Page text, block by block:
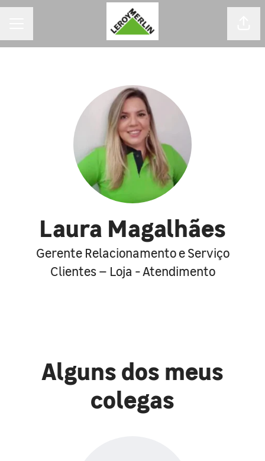
Laura Magalhães
Gerente Relacionamento e Serviço
Clientes – Loja - Atendimento
Alguns dos meus
colegas